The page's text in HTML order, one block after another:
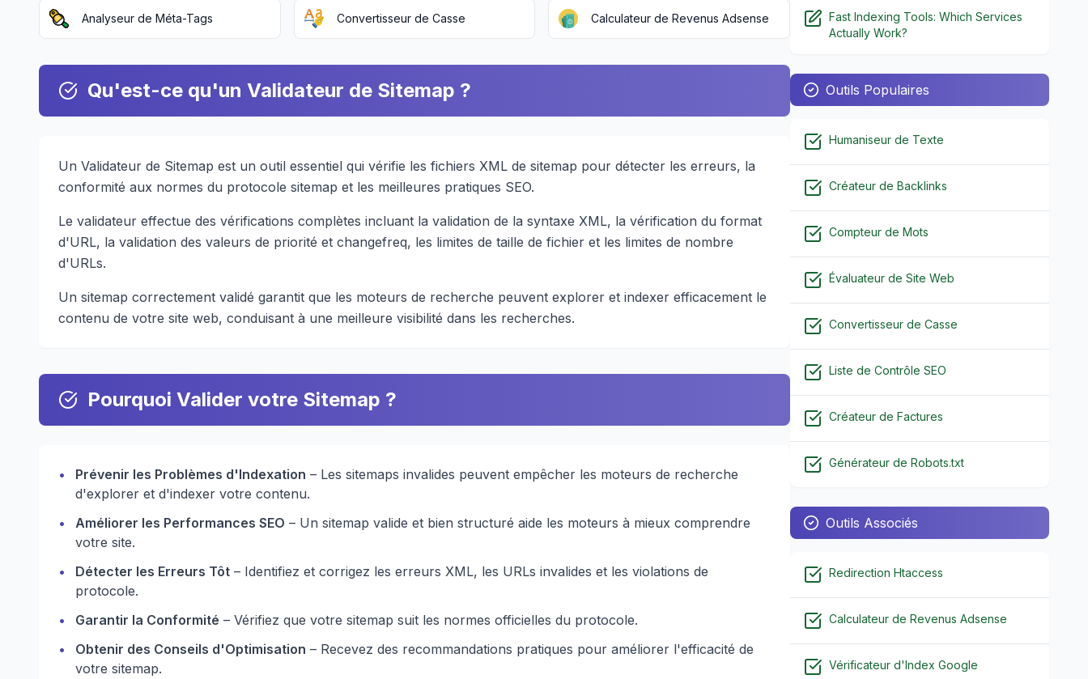
Analyseur de Méta-Tags Convertisseur de Casse Calculateur de Revenus Adsense
Qu'est-ce qu'un Validateur de Sitemap ?
Un Validateur de Sitemap est un outil essentiel qui vérifie les fichiers XML de sitemap pour détecter les erreurs, la
conformité aux normes du protocole sitemap et les meilleures pratiques SEO.
Le validateur effectue des vérifications complètes incluant la validation de la syntaxe XML, la vérification du format
d'URL, la validation des valeurs de priorité et changefreq, les limites de taille de fichier et les limites de nombre
d'URLs.
Un sitemap correctement validé garantit que les moteurs de recherche peuvent explorer et indexer efficacement le
contenu de votre site web, conduisant à une meilleure visibilité dans les recherches.
Pourquoi Valider votre Sitemap ?
• Prévenir les Problèmes d'Indexation – Les sitemaps invalides peuvent empêcher les moteurs de recherche
d'explorer et d'indexer votre contenu.
•
Améliorer les Performances SEO – Un sitemap valide et bien structuré aide les moteurs à mieux comprendre
votre site.
•
Détecter les Erreurs Tôt – Identifiez et corrigez les erreurs XML, les URLs invalides et les violations de
protocole.
•
Garantir la Conformité – Vérifiez que votre sitemap suit les normes officielles du protocole.
•
Obtenir des Conseils d'Optimisation – Recevez des recommandations pratiques pour améliorer l'efficacité de
votre sitemap.
Fast Indexing Tools: Which Services
Actually Work?
Outils Populaires
Humaniseur de Texte
Créateur de Backlinks
Compteur de Mots
Évaluateur de Site Web
Convertisseur de Casse
Liste de Contrôle SEO
Créateur de Factures
Générateur de Robots.txt
Outils Associés
Redirection Htaccess
Calculateur de Revenus Adsense
Vérificateur d'Index Google